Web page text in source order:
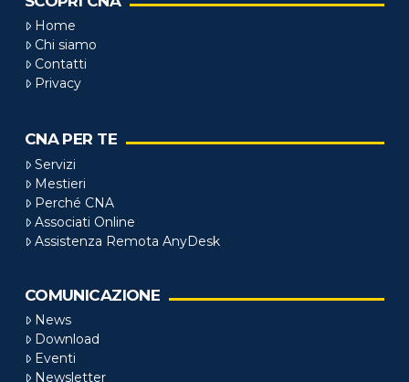
Home
Chi siamo
Contatti
Privacy
CNA PER TE
Servizi
Mestieri
Perché CNA
Associati Online
Assistenza Remota AnyDesk
COMUNICAZIONE
News
Download
Eventi
Newsletter